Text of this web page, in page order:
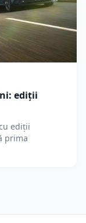
ediții
ediții
prima